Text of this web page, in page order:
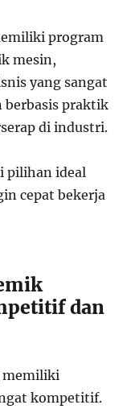
program
mesin,
yang sangat
berbasis praktik
di industri.
pilihan ideal
cepat bekerja
dan
memiliki
kompetitif.